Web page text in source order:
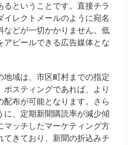
るということです。直接チラ
イレクトメールのように宛名
などが一切かかりません。低
アピールできる広告媒体とな
地域は、市区町村までの指定
ポスティングであれば、より
配布が可能となります。さら
に、定期新聞購読率が減少傾
マッチしたマーケティング方
てきており、新聞の折込みチ